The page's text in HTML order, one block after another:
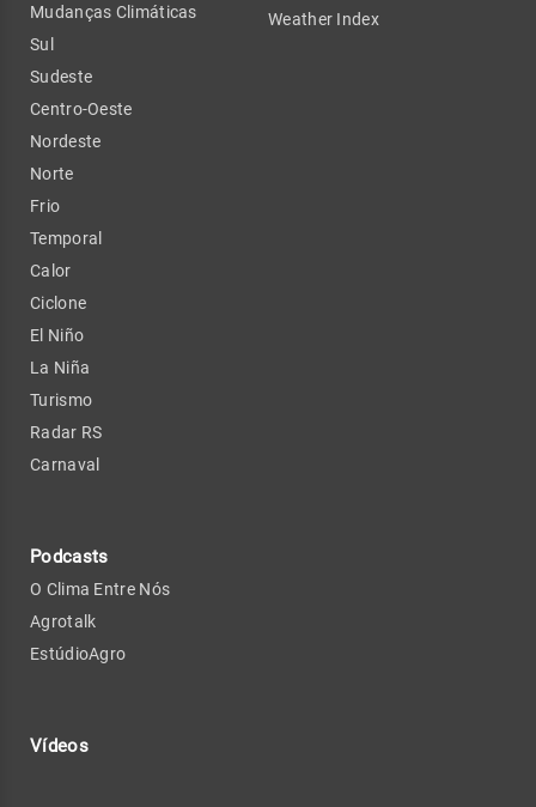
Mudanças Climáticas
Sul
Sudeste
Centro-Oeste
Nordeste
Norte
Frio
Temporal
Calor
Ciclone
El Niño
La Niña
Turismo
Radar RS
Carnaval
Podcasts
O Clima Entre Nós
Agrotalk
EstúdioAgro
Vídeos
Weather Index